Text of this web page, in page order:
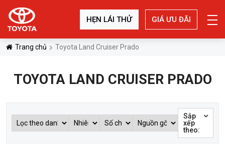
HẸN LÁI THỬ GIÁ ƯU ĐÃI
Trang chủ Toyota Land Cruiser Prado
TOYOTA LAND CRUISER PRADO
Sắp
xếp
theo: